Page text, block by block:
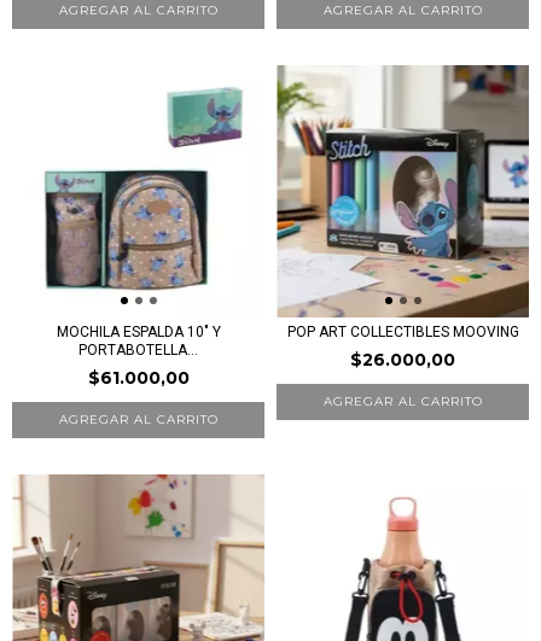
MOCHILA ESPALDA 10" Y
PORTABOTELLA...
$61.000,00
POP ART COLLECTIBLES MOOVING
$26.000,00